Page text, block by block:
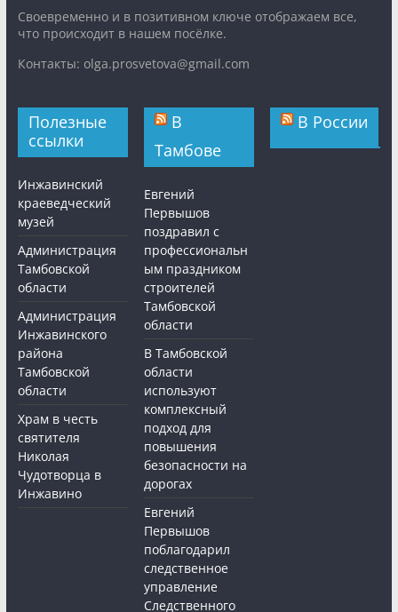
Cвоевременно и в позитивном ключе отображаем все,
что происходит в нашем посёлке.
Контакты: olga.prosvetova@gmail.com
Полезные
ссылки
Инжавинский
краеведческий
музей
Администрация
Тамбовской
области
Администрация
Инжавинского
района
Тамбовской
области
Храм в честь
святителя
Николая
Чудотворца в
Инжавино
В
Тамбове
Евгений
Первышов
поздравил с
профессиональн
ым праздником
строителей
Тамбовской
области
В Тамбовской
области
используют
комплексный
подход для
повышения
безопасности на
дорогах
Евгений
Первышов
поблагодарил
следственное
управление
Следственного
В России